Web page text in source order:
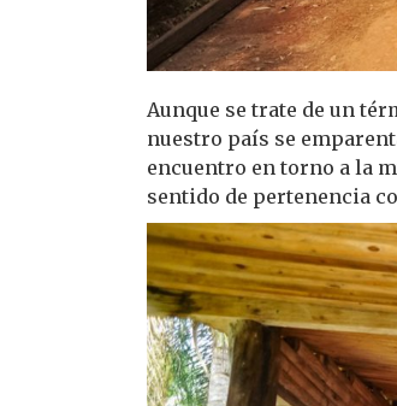
Aunque se trate de un
nuestro país se
encuentro en torno a la
sentido de pertenencia